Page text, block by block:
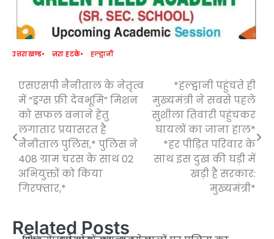
उत्तराखण्ड ज़रा हटके हल्द्वानी
Post
navigation
एसएसपी नैनीताल के नेतृत्व
में “ड्रग्स फ्री देवभूमि” मिशन
को सफल बनाने हेतु
लगातार प्रयासरत है
नैनीताल पुलिस,* पुलिस ने
408 ग्राम चरस के साथ 02
अभियुक्तों को किया
गिरफ्तार,*
*हल्द्वानी पहुंचते ही
मुख्यमंत्री ने सबसे पहले
सुशीला तिवारी पहुंचकर
घायलों का जाना हाल*
*हर पीड़ित परिवार के
साथ इस दुख की घड़ी में
खड़ी है सरकार:
मुख्यमंत्री*
Related Posts